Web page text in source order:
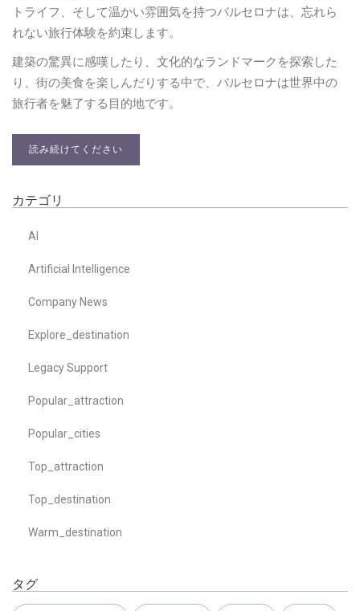
トライフ、そして温かい雰囲気を持つバルセロナは、忘れら
れない旅行体験を約束します。
建築の驚異に感嘆したり、文化的なランドマークを探索した
り、街の美食を楽しんだりする中で、バルセロナは世界中の
旅行者を魅了する目的地です。
読み続けてください
カテゴリ
AI
Artificial Intelligence
Company News
Explore_destination
Legacy Support
Popular_attraction
Popular_cities
Top_attraction
Top_destination
Warm_destination
タグ